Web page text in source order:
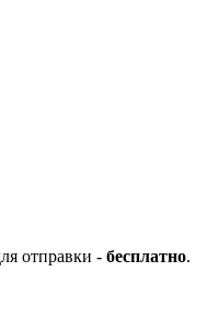
отправки - бесплатно.